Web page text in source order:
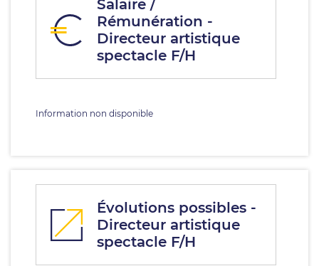
Salaire /
Rémunération -
Directeur artistique
spectacle F/H
Information non disponible
Évolutions possibles -
Directeur artistique
spectacle F/H